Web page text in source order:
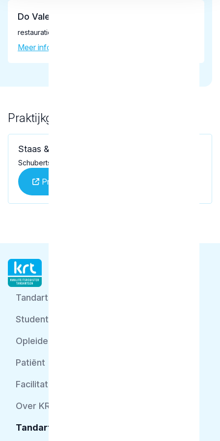
Do Vale Campos Loureiro, J.M.
restauratief tandarts
Meer informatie tandarts
Praktijkgegevens
Staas & Bergmans
Schubertsingel 32, 's-Hertogenbosch 5216 XA
Praktijk website
Tandarts
Student
Opleider
Patiënt
Facilitator
Over KRT
Tandarts